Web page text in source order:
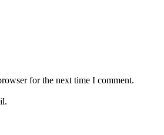
for the next time I comment.